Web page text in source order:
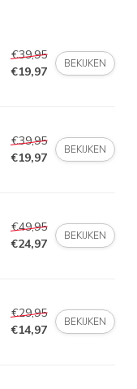
€39,95
€19,97
BEKIJKEN
€39,95
€19,97
BEKIJKEN
€49,95
€24,97
BEKIJKEN
€29,95
€14,97
BEKIJKEN